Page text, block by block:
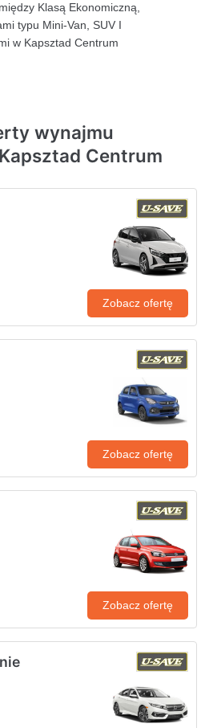
Klasą Ekonomiczną,
typu Mini-Van, SUV I
w Kapsztad Centrum
wynajmu
Centrum
Zobacz ofertę
Zobacz ofertę
Zobacz ofertę